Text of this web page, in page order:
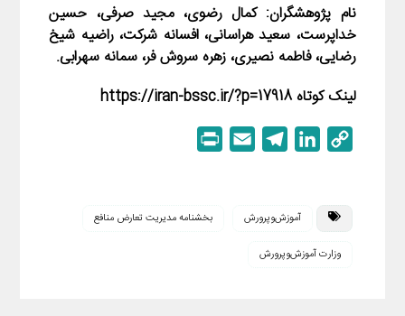
نام پژوهشگران: کمال رضوی، مجید صرفی، حسین
خداپرست، سعید هراسانی، افسانه شرکت، راضیه شیخ
رضایی، فاطمه نصیری، زهره سروش فر، سمانه سهرابی.
لینک کوتاه https://iran-bssc.ir/?p=17918
y
L
i
k
e
d
T
e
g
r
n
t
آموزش‌وپرورش بخشنامه مدیریت تعارض منافع
وزارت آموزش‌وپرورش